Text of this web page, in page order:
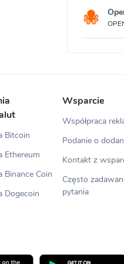
Bitcoin
Ethereum
Binance Coin
Dogecoin
Wsparcie
Współpraca
Podanie o
Kontakt z
Często
pytania